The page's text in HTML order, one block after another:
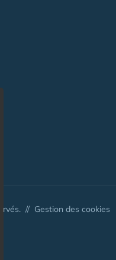
// Gestion des cookies